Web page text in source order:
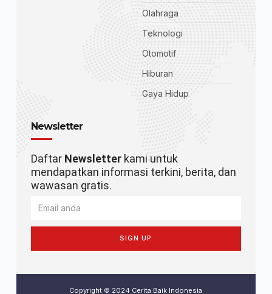
Olahraga
Teknologi
Otomotif
Hiburan
Gaya Hidup
Newsletter
Daftar Newsletterkami untuk
mendapatkan informasi terkini, berita, dan
wawasan gratis.
SIGN UP
Copyright © 2024 Cerita Baik Indonesia